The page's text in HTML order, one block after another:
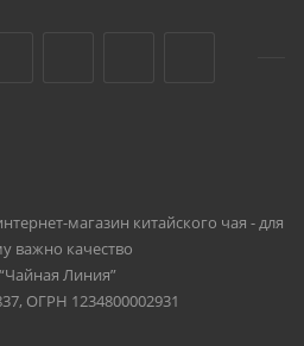
магазин китайского чая - для
важно качество
Линия”
ОГРН 1234800002931